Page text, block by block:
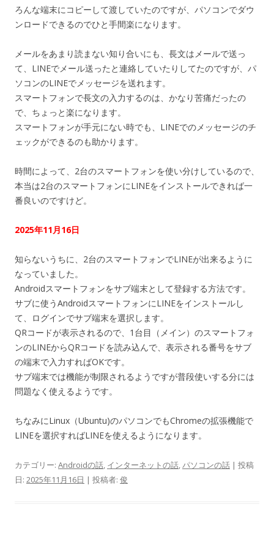
ろんな端末にコピーして渡していたのですが、パソコンでダウ
ンロードできるのでひと手間楽になります。
メールをあまり読まない知り合いにも、長文はメールで送っ
て、LINEでメール送ったと連絡していたりしてたのですが、パ
ソコンのLINEでメッセージを送れます。
スマートフォンで長文の入力するのは、かなり苦痛だったの
で、ちょっと楽になります。
スマートフォンが手元にない時でも、LINEでのメッセージのチ
ェックができるのも助かります。
時間によって、2台のスマートフォンを使い分けしているので、
本当は2台のスマートフォンにLINEをインストールできれば一
番良いのですけど。
2025年11月16日
知らないうちに、2台のスマートフォンでLINEが出来るように
なっていました。
Androidスマートフォンをサブ端末として登録する方法です。
サブに使うAndroidスマートフォンにLINEをインストールし
て、ログインでサブ端末を選択します。
QRコードが表示されるので、1台目（メイン）のスマートフォ
ンのLINEからQRコードを読み込んで、表示される番号をサブ
の端末で入力すればOKです。
サブ端末では機能が制限されるようですが普段使いする分には
問題なく使えるようです。
ちなみにLinux（Ubuntu)のパソコンでもChromeの拡張機能で
LINEを選択すればLINEを使えるようになります。
カテゴリー: Androidの話, インターネットの話,パソコンの話 | 投稿
日: 2025年11月16日 | 投稿者: 俊